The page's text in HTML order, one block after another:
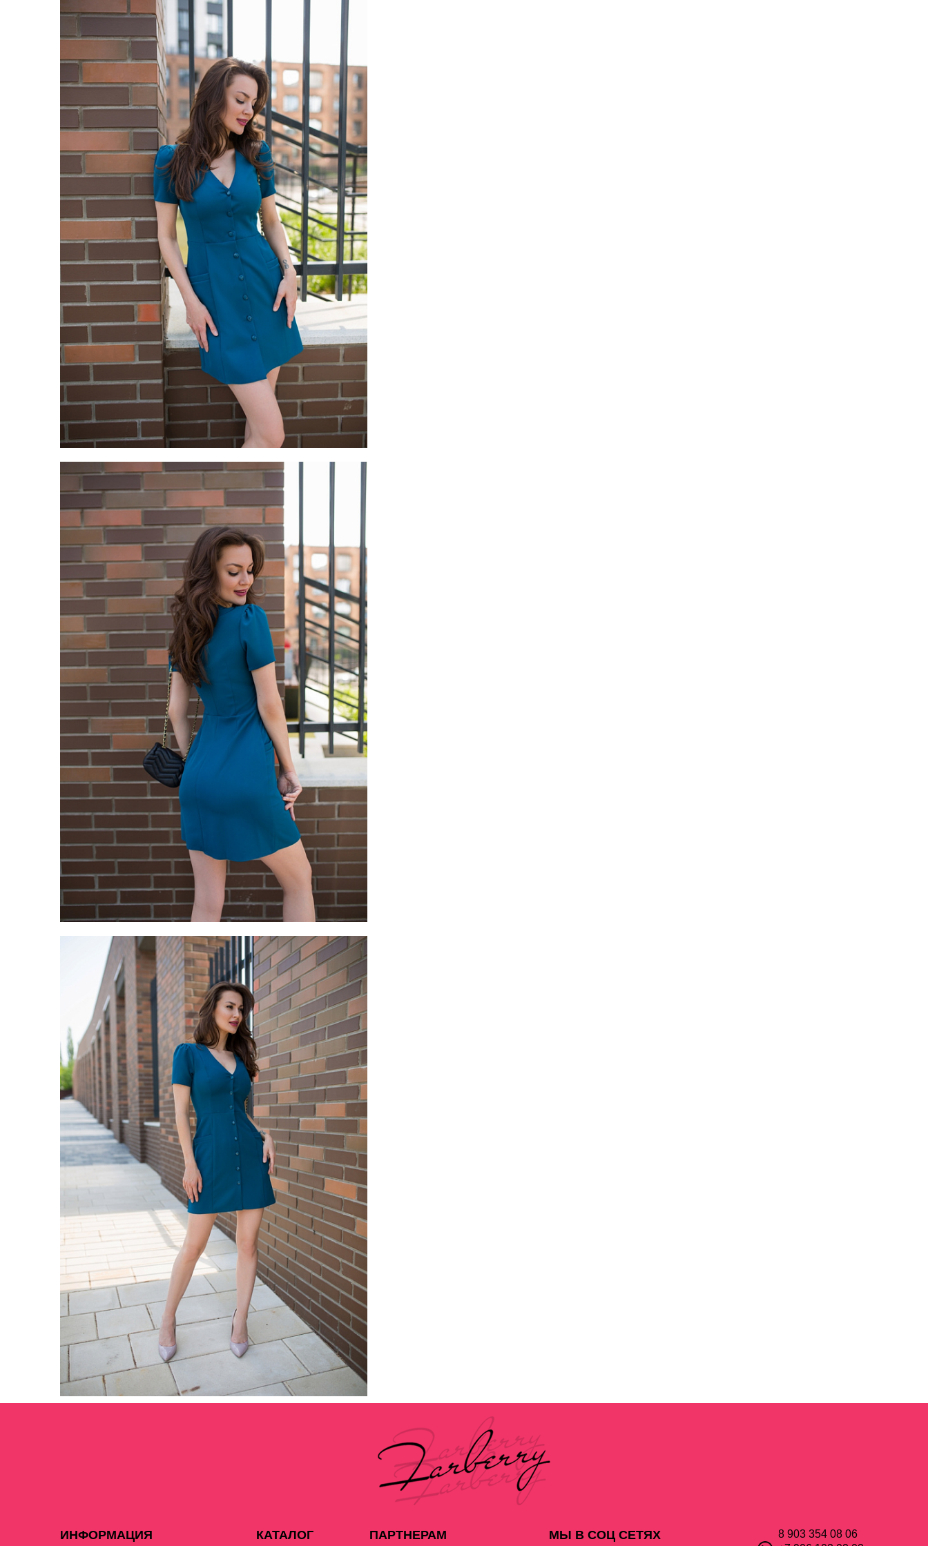
ИНФОРМАЦИЯ КАТАЛОГ ПАРТНЕРАМ МЫ В СОЦ СЕТЯХ
8 903 354 08 06